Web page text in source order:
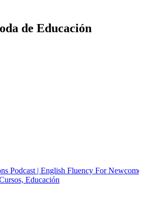
de Educación
Podcast | English Fluency For
Educación